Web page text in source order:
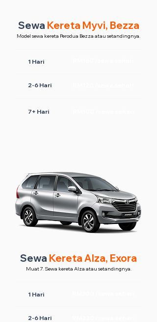
Sewa Kereta Myvi, Bezza
Model sewa kereta Perodua Bezza atau setandingnya.
1 Hari
2-6 Hari
7+ Hari
Sewa Kereta Alza, Exora
Muat 7. Sewa kereta Alza atau setandingnya.
1 Hari
2-6 Hari